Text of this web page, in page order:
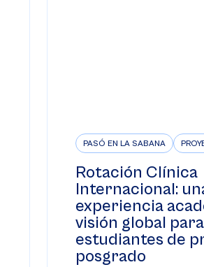
PASÓ EN LA SABANA
Rotación Clínica
Internacional:
experiencia
visión global para
estudiantes de
posgrado